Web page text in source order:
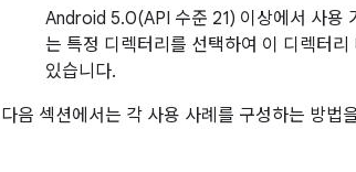
Android 5.0(API 수준 21) 이상에서 사용
는 특정 디렉터리를 선택하여 이 디렉터
있습니다.
다음 섹션에서는 각 사용 사례를 구성하는 방법